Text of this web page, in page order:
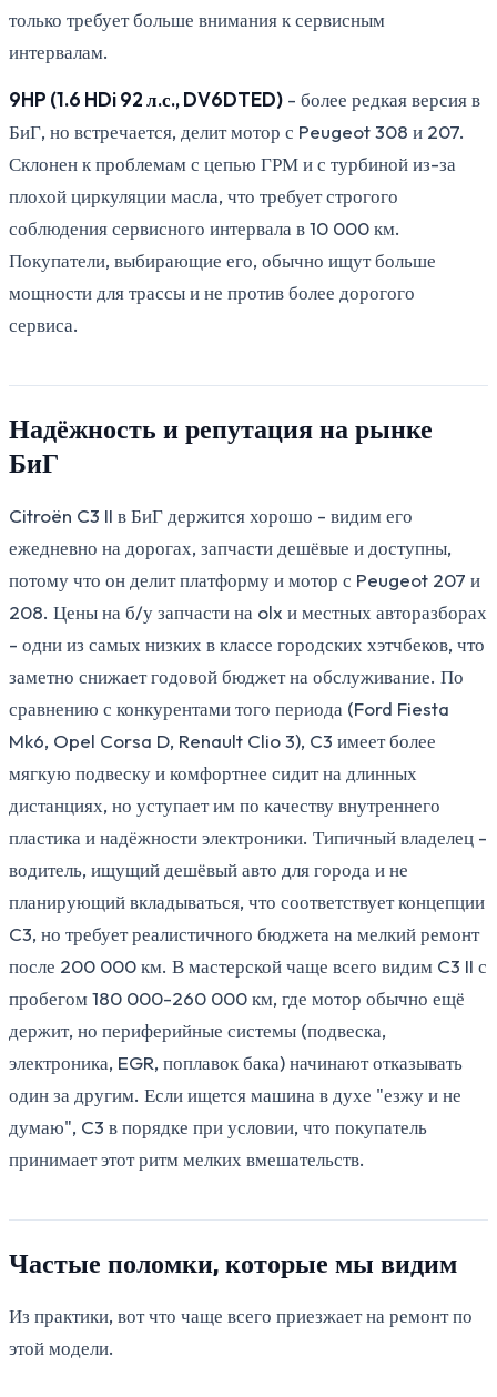
только требует больше внимания к сервисным
интервалам.
9HP (1.6 HDi 92 л.с., DV6DTED) - более редкая версия в
БиГ, но встречается, делит мотор с Peugeot 308 и 207.
Склонен к проблемам с цепью ГРМ и с турбиной из-за
плохой циркуляции масла, что требует строгого
соблюдения сервисного интервала в 10 000 км.
Покупатели, выбирающие его, обычно ищут больше
мощности для трассы и не против более дорогого
сервиса.
Надёжность и репутация на рынке
БиГ
Citroën C3 II в БиГ держится хорошо - видим его
ежедневно на дорогах, запчасти дешёвые и доступны,
потому что он делит платформу и мотор с Peugeot 207 и
208. Цены на б/у запчасти на olx и местных авторазборах
- одни из самых низких в классе городских хэтчбеков, что
заметно снижает годовой бюджет на обслуживание. По
сравнению с конкурентами того периода (Ford Fiesta
Mk6, Opel Corsa D, Renault Clio 3), C3 имеет более
мягкую подвеску и комфортнее сидит на длинных
дистанциях, но уступает им по качеству внутреннего
пластика и надёжности электроники. Типичный владелец -
водитель, ищущий дешёвый авто для города и не
планирующий вкладываться, что соответствует концепции
C3, но требует реалистичного бюджета на мелкий ремонт
после 200 000 км. В мастерской чаще всего видим C3 II с
пробегом 180 000-260 000 км, где мотор обычно ещё
держит, но периферийные системы (подвеска,
электроника, EGR, поплавок бака) начинают отказывать
один за другим. Если ищется машина в духе "езжу и не
думаю", C3 в порядке при условии, что покупатель
принимает этот ритм мелких вмешательств.
Частые поломки, которые мы видим
Из практики, вот что чаще всего приезжает на ремонт по
этой модели.